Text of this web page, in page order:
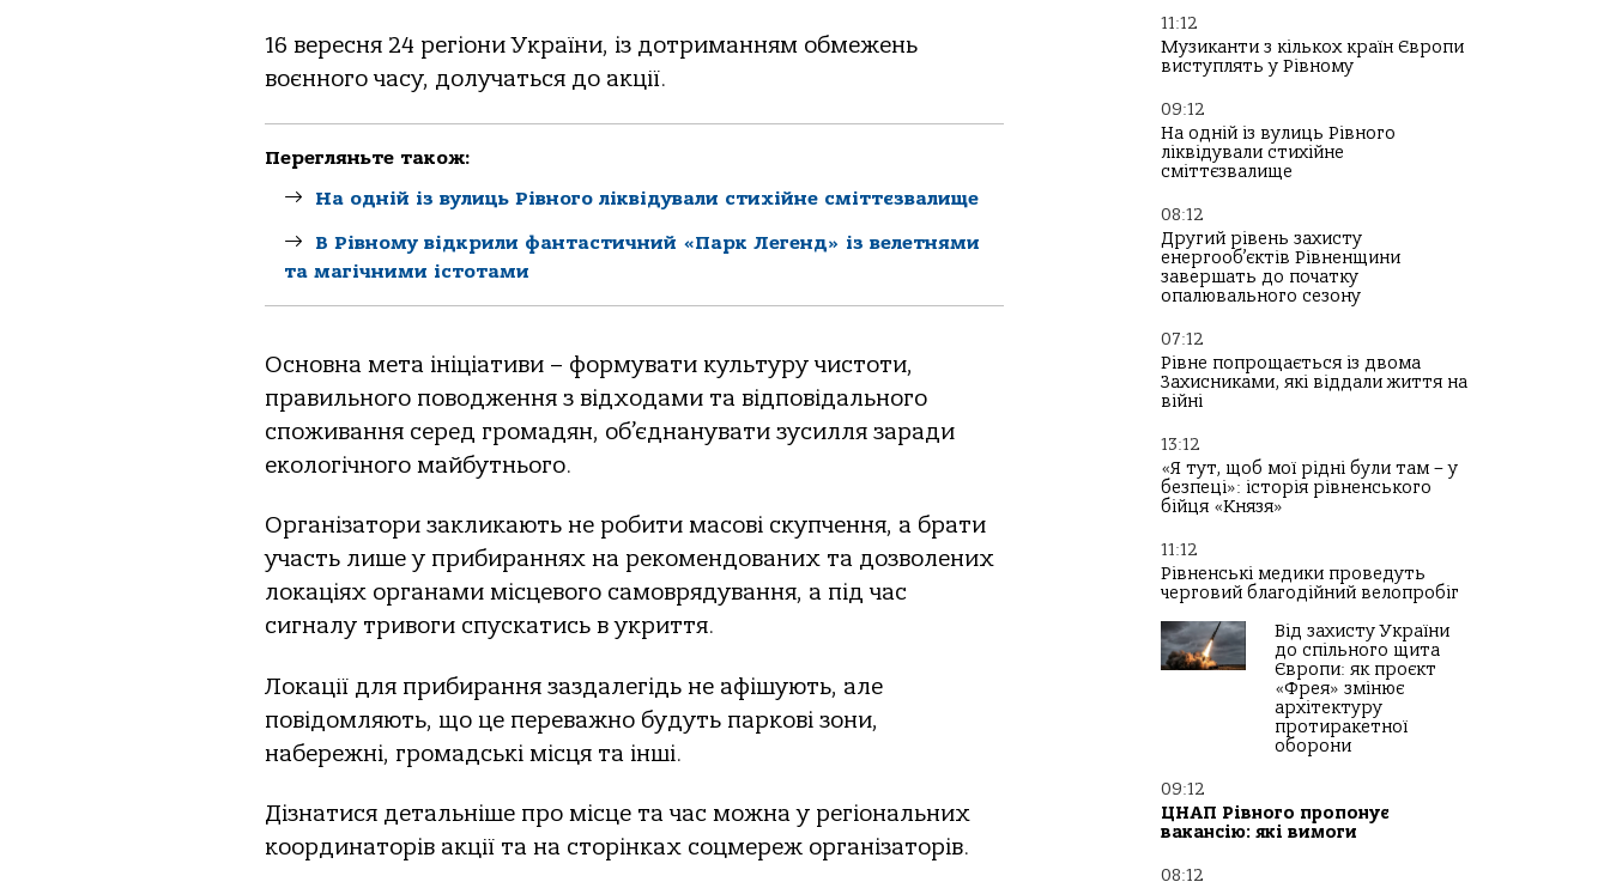
16 вересня 24 регіони України, із дотриманням обмежень
воєнного часу, долучаться до акції.
Перегляньте також:
На одній із вулиць Рівного ліквідували стихійне сміттєзвалище
В Рівному відкрили фантастичний «Парк Легенд» із велетнями
та магічними істотами
Основна мета ініціативи – формувати культуру чистоти,
правильного поводження з відходами та відповідального
споживання серед громадян, об’єднанувати зусилля заради
екологічного майбутнього.
Організатори закликають не робити масові скупчення, а брати
участь лише у прибираннях на рекомендованих та дозволених
локаціях органами місцевого самоврядування, а під час
сигналу тривоги спускатись в укриття.
Локації для прибирання заздалегідь не афішують, але
повідомляють, що це переважно будуть паркові зони,
набережні, громадські місця та інші.
Дізнатися детальніше про місце та час можна у регіональних
координаторів акції та на сторінках соцмереж організаторів.
11:12
Музиканти з кількох країн Європи
виступлять у Рівному
09:12
На одній із вулиць Рівного
ліквідували стихійне
сміттєзвалище
08:12
Другий рівень захисту
енергооб’єктів Рівненщини
завершать до початку
опалювального сезону
07:12
Рівне попрощається із двома
Захисниками, які віддали життя на
війні
13:12
«Я тут, щоб мої рідні були там – у
безпеці»: історія рівненського
бійця «Князя»
11:12
Рівненські медики проведуть
черговий благодійний велопробіг
Від захисту України
до спільного щита
Європи: як проєкт
«Фрея» змінює
архітектуру
протиракетної
оборони
09:12
ЦНАП Рівного пропонує
вакансію: які вимоги
08:12